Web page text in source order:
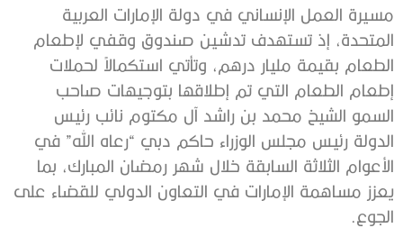
مسيرة العمل الإنساني في دولة الإمارات العربية
المتحدة، إذ تستهدف تدشين صندوق وقفي لإطعام
الطعام بقيمة مليار درهم، وتأتي استكمالاً لحملات
إطعام الطعام التي تم إطلاقها بتوجيهات صاحب
السمو الشيخ محمد بن راشد آل مكتوم نائب رئيس
الدولة رئيس مجلس الوزراء حاكم دبي “رعاه الله” في
الأعوام الثلاثة السابقة خلال شهر رمضان المبارك، بما
يعزز مساهمة الإمارات في التعاون الدولي للقضاء على
الجوع.